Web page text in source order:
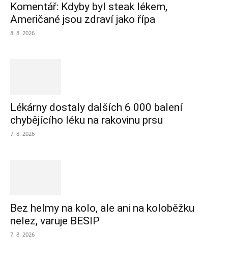
Komentář: Kdyby byl steak lékem,
Američané jsou zdraví jako řípa
8. 8. 2026
Lékárny dostaly dalších 6 000 balení
chybějícího léku na rakovinu prsu
7. 8. 2026
Bez helmy na kolo, ale ani na koloběžku
nelez, varuje BESIP
7. 8. 2026